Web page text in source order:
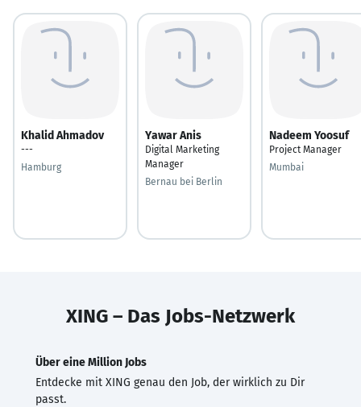
Khalid Ahmadov
---
Hamburg
Yawar Anis
Digital Marketing
Manager
Bernau bei Berlin
Nadeem Yoosuf
Project Manager
Mumbai
XING – Das Jobs-Netzwerk
Über eine Million Jobs
Entdecke mit XING genau den Job, der wirklich zu Dir
passt.